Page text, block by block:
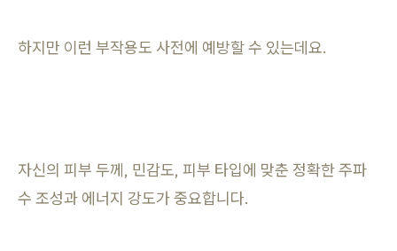
하지만 이런 부작용도 사전에 예방할 수 있는데요.
자신의 피부 두께, 민감도, 피부 타입에 맞춘 정확한 주파
수 조성과 에너지 강도가 중요합니다.